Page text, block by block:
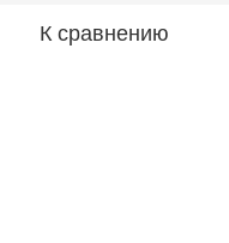
К сравнению